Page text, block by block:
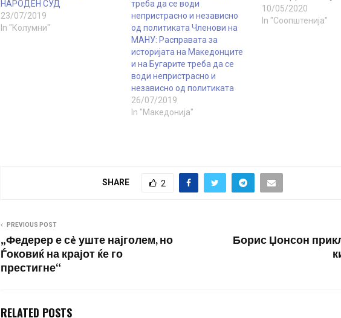
НАРОДЕН СУД
23/07/2019
In "Колумни"
треба да се води
непристрасно и независно
од политиката Членови на
МАНУ: Расправата за
историјата на Македонците
и на Бугарите треба да се
води непристрасно и
независно од политиката
26/07/2019
In "Македонија"
МАКЕДОНКА. Моите
НЕ биле Грци или
10/05/2020
In "Соопштенија"
SHARE 2
PREVIOUS POST
„Федерер е сè уште најголем, но
Ѓоковиќ на крајот ќе го
престигне“
Борис Џонсон
RELATED POSTS